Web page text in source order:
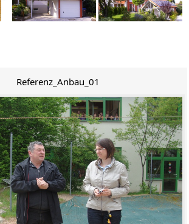
Referenz_Anbau_01